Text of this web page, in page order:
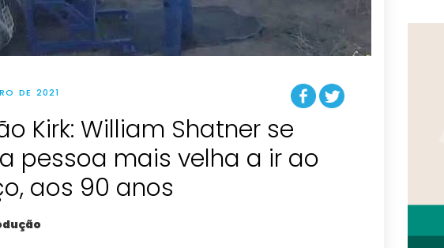
DE 2021
Kirk: William Shatner se
pessoa mais velha a ir ao
aos 90 anos